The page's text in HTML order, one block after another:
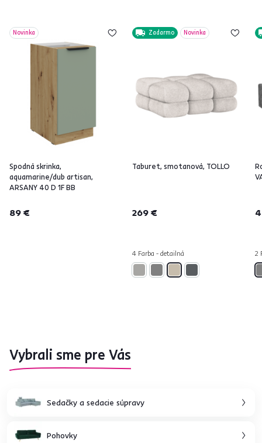
Novinka
Spodná skrinka,
aquamarine/dub artisan,
ARSANY 40 D 1F BB
89 €
Zadarmo Novinka
Taburet, smotanová, TOLLO
269 €
4 Farba - detailná 2
Vybrali sme pre Vás
Sedačky a sedacie súpravy
Pohovky